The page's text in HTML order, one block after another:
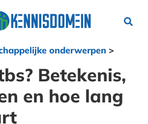
onderwerpen >
Betekenis,
en hoe lang